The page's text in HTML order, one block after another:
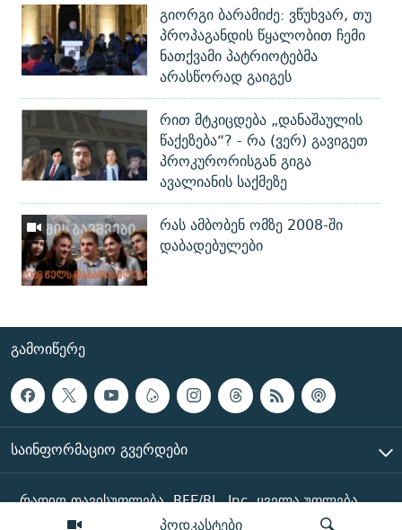
პოდკასტები
გიორგი ბარამიძე: ვწუხვარ, თუ
პროპაგანდის წყალობით ჩემი
ნათქვამი პატრიოტებმა
არასწორად გაიგეს
რით მტკიცდება „დანაშაულის
წაქეზება“? - რა (ვერ) გავიგეთ
პროკურორისგან გიგა
ავალიანის საქმეზე
რას ამბობენ ომზე 2008-ში
დაბადებულები
ᲒᲐᲛᲝᲘᲬᲔᲠᲔ
ᲡᲐᲘᲜᲤᲝᲠᲛᲐᲪᲘᲝ ᲒᲕᲔᲠᲓᲔᲑᲘ
რადიო თავისუფლება, RFE/RL, Inc. ყველა უფლება
დაცულია